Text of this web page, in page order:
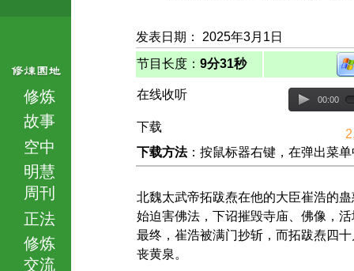
修炼
故事
空中
明慧
周刊
正法
修炼
交流
发表日期： 2025年3月1日
节目长度： 9分31秒
在线收听 00:00
下载
下载方法：按鼠标器右键，在弹出菜
北魏太武帝拓跋焘在他的大臣崔浩的
始迫害佛法，下诏摧毁寺庙、佛像，
最终，崔浩被满门抄斩，而拓跋焘四
丧黄泉。